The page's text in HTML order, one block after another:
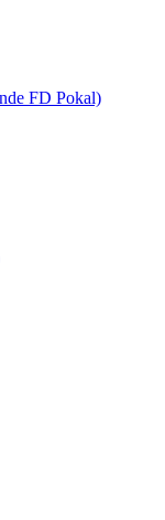
FD Pokal)